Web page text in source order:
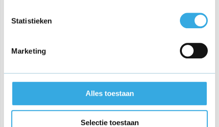
Statistieken
Marketing
Alles toestaan
Selectie toestaan